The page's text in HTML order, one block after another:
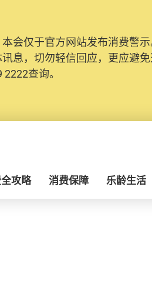
会仅于官方网站发布消费警
息，切勿轻信回应，更应避
查询。
攻略 消费保障 乐龄生活